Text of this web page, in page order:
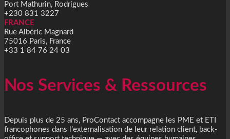
Port Mathurin, Rodrigues
+230 831 3227
FRANCE
Rue Albéric Magnard
75016 Paris, France
+33 1 84 76 24 03
Nos Services & Ressources
Depuis plus de 25 ans, ProContact accompagne les PME et ETI
francophones dans l’externalisation de leur relation client, back-